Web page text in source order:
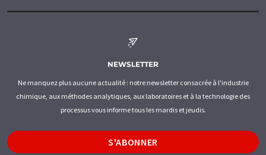
NEWSLETTER
Ne manquez plus aucune actualité : notre newsletter consacrée à l'industrie
chimique, aux méthodes analytiques, aux laboratoires et à la technologie des
processus vous informe tous les mardis et jeudis.
S'ABONNER